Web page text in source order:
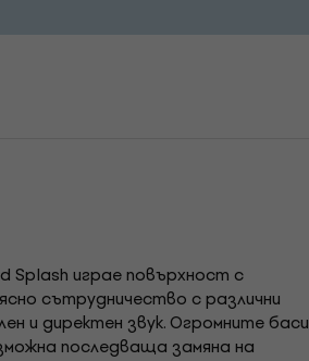
Splash играе повърхност с
сътрудничество с различни
и директен звук. Огромните баси
последваща замяна на